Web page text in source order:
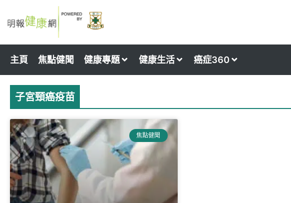
to
主頁 焦點健聞 健康專題 健康生活 癌症360
子宮頸癌疫苗
焦點健聞